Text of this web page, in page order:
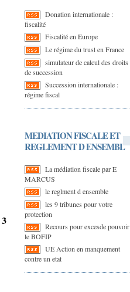
Donation internationale :
fiscalité
Fiscalité en Europe
Le régime du trust en France
simulateur de calcul des droits
de succession
Succession internationale :
régime fiscal
MEDIATION FISCALE ET
REGLEMENT D ENSEMBL
La médiation fiscale par E
MARCUS
le reglment d ensemble
les 9 tribunes pour votre
protection
Recours pour excesde pouvoir
le BOFIP
UE Action en manquement
contre un etat
3